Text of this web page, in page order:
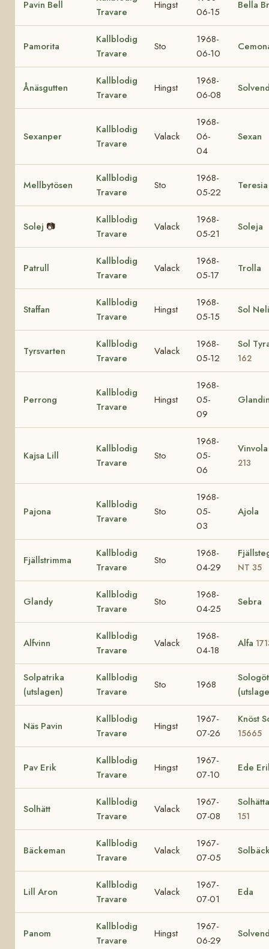
Pavin Bell
Travare
Hingst
06-15
Bella
Pamorita
Kallblodig
Travare
Sto
1968-
06-10
Ånäsgutten
Kallblodig
Travare
Hingst
1968-
06-08
Sexanper
Kallblodig
Travare
Valack
1968-
06-
04
Sexan
Mellbytösen
Kallblodig
Travare
Sto
1968-
05-22
Teresia
Solej 📷
Kallblodig
Travare
Valack
1968-
05-21
Soleja
Patrull
Kallblodig
Travare
Valack
1968-
05-17
Trolla
Staffan
Kallblodig
Travare
Hingst
1968-
05-15
Sol Neli
Tyrsvarten
Kallblodig
Travare
Valack
1968-
05-12
Sol
162
Perrong
Kallblodig
Travare
Hingst
1968-
05-
09
Kajsa Lill
Kallblodig
Travare
Sto
1968-
05-
06
213
Pajona
Kallblodig
Travare
Sto
1968-
05-
03
Ajola
Fjällstrimma
Kallblodig
Travare
Sto
1968-
04-29
NT 35
Glandy
Kallblodig
Travare
Sto
1968-
04-25
Sebra
Alfvinn
Kallblodig
Travare
Valack
1968-
04-18
Alfa
Solpatrika
(utslagen)
Kallblodig
Travare
Sto 1968
Näs Pavin
Kallblodig
Travare
Hingst
1967-
07-26
Knöst
15665
Pav Erik
Kallblodig
Travare
Hingst
1967-
07-10
Ede
Solhätt
Kallblodig
Travare
Valack
1967-
07-08
151
Bäckeman
Kallblodig
Travare
Valack
1967-
07-05
Lill Aron
Kallblodig
Travare
Valack
1967-
07-01
Eda
Panom
Kallblodig
Travare
Hingst
1967-
06-29